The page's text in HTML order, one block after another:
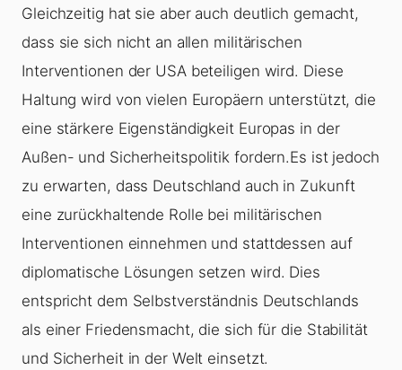
Gleichzeitig hat sie aber auch deutlich gemacht,
dass sie sich nicht an allen militärischen
Interventionen der USA beteiligen wird. Diese
Haltung wird von vielen Europäern unterstützt, die
eine stärkere Eigenständigkeit Europas in der
Außen- und Sicherheitspolitik fordern.Es ist jedoch
zu erwarten, dass Deutschland auch in Zukunft
eine zurückhaltende Rolle bei militärischen
Interventionen einnehmen und stattdessen auf
diplomatische Lösungen setzen wird. Dies
entspricht dem Selbstverständnis Deutschlands
als einer Friedensmacht, die sich für die Stabilität
und Sicherheit in der Welt einsetzt.